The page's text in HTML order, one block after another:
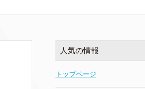
人気の情報
トップページ